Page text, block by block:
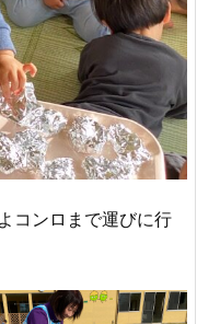
ンロまで運びに行